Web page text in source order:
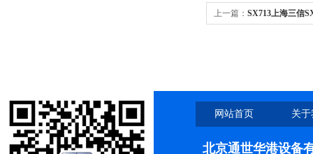
上一篇： SX713上海三信
网站首页 关
北京通世华港设备